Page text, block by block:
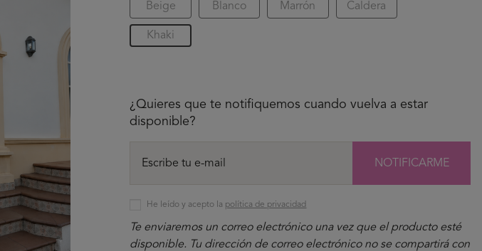
Beige Blanco Marrón Caldera
Khaki
¿Quieres que te notifiquemos cuando vuelva a estar
disponible?
NOTIFICARME
He leído y acepto la política de privacidad
Te enviaremos un correo electrónico una vez que el producto esté
disponible. Tu dirección de correo electrónico no se compartirá con